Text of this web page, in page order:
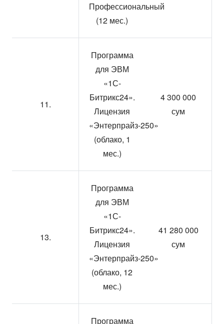
Профессиональный
(12 мес.)
11.
Программа
для ЭВМ
«1С-
Битрикс24».
Лицензия
«Энтерпрайз-250»
(облако, 1
мес.)
4 300 000
сум
13.
Программа
для ЭВМ
«1С-
Битрикс24».
Лицензия
«Энтерпрайз-250»
(облако, 12
мес.)
41 280 000
сум
Программа